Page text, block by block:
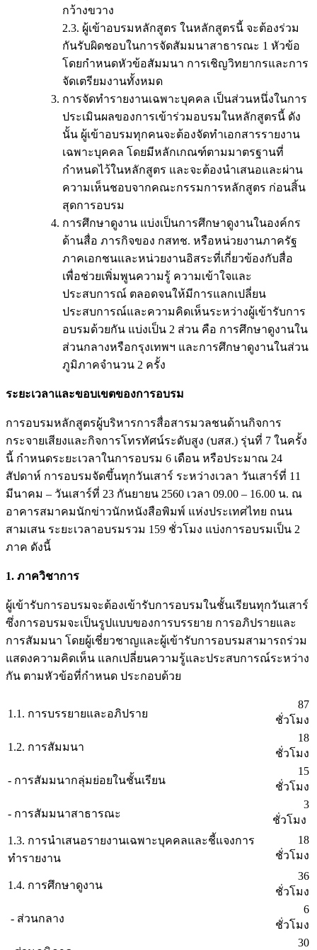
กว้างขวาง
2.3. ผู้เข้าอบรมหลักสูตร ในหลักสูตรนี้ จะต้องร่วม
กันรับผิดชอบในการจัดสัมมนาสาธารณะ 1 หัวข้อ
โดยกำหนดหัวข้อสัมมนา การเชิญวิทยากรและการ
จัดเตรียมงานทั้งหมด
การจัดทำรายงานเฉพาะบุคคล เป็นส่วนหนึ่งในการ
ประเมินผลของการเข้าร่วมอบรมในหลักสูตรนี้ ดัง
นั้น ผู้เข้าอบรมทุกคนจะต้องจัดทำเอกสารรายงาน
เฉพาะบุคคล โดยมีหลักเกณฑ์ตามมาตรฐานที่
กำหนดไว้ในหลักสูตร และจะต้องนำเสนอและผ่าน
ความเห็นชอบจากคณะกรรมการหลักสูตร ก่อนสิ้น
สุดการอบรม
การศึกษาดูงาน แบ่งเป็นการศึกษาดูงานในองค์กร
ด้านสื่อ ภารกิจของ กสทช. หรือหน่วยงานภาครัฐ
ภาคเอกชนและหน่วยงานอิสระที่เกี่ยวข้องกับสื่อ
เพื่อช่วยเพิ่มพูนความรู้ ความเข้าใจและ
ประสบการณ์ ตลอดจนให้มีการแลกเปลี่ยน
ประสบการณ์และความคิดเห็นระหว่างผู้เข้ารับการ
อบรมด้วยกัน แบ่งเป็น 2 ส่วน คือ การศึกษาดูงานใน
ส่วนกลางหรือกรุงเทพฯ และการศึกษาดูงานในส่วน
ภูมิภาคจำนวน 2 ครั้ง
ระยะเวลาและขอบเขตของการอบรม
การอบรมหลักสูตรผู้บริหารการสื่อสารมวลชนด้านกิจการ
กระจายเสียงและกิจการโทรทัศน์ระดับสูง (บสส.) รุ่นที่ 7 ในครั้ง
นี้ กำหนดระยะเวลาในการอบรม 6 เดือน หรือประมาณ 24
สัปดาห์ การอบรมจัดขึ้นทุกวันเสาร์ ระหว่างเวลา วันเสาร์ที่ 11
มีนาคม – วันเสาร์ที่ 23 กันยายน 2560 เวลา 09.00 – 16.00 น. ณ
อาคารสมาคมนักข่าวนักหนังสือพิมพ์ แห่งประเทศไทย ถนน
สามเสน ระยะเวลาอบรมรวม 159 ชั่วโมง แบ่งการอบรมเป็น 2
ภาค ดังนี้
1. ภาควิชาการ
ผู้เข้ารับการอบรมจะต้องเข้ารับการอบรมในชั้นเรียนทุกวันเสาร์
ซึ่งการอบรมจะเป็นรูปแบบของการบรรยาย การอภิปรายและ
การสัมมนา โดยผู้เชี่ยวชาญและผู้เข้ารับการอบรมสามารถร่วม
แสดงความคิดเห็น แลกเปลี่ยนความรู้และประสบการณ์ระหว่าง
กัน ตามหัวข้อที่กำหนด ประกอบด้วย
1.1. การบรรยายและอภิปราย
87
ชั่วโมง
1.2. การสัมมนา
18
ชั่วโมง
- การสัมมนากลุ่มย่อยในชั้นเรียน
15
ชั่วโมง
- การสัมมนาสาธารณะ
3
ชั่วโมง
1.3. การนำเสนอรายงานเฉพาะบุคคลและชี้แจงการ
ทำรายงาน
18
ชั่วโมง
1.4. การศึกษาดูงาน
36
ชั่วโมง
- ส่วนกลาง
6
ชั่วโมง
30